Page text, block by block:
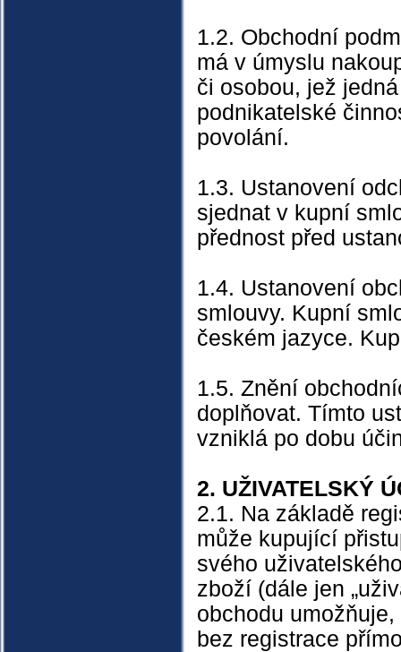
1.2. Obchodní
má v úmyslu
či osobou, jež
podnikatelské
povolání.
1.3. Ustanovení
sjednat v kupní
přednost před
1.4. Ustanovení
smlouvy. Kupní
českém jazyce.
1.5. Znění
doplňovat. Tímto
vzniklá po dobu
2. UŽIVATELSKÝ
2.1. Na základě
může kupující
svého
zboží (dále jen
obchodu
bez registrace